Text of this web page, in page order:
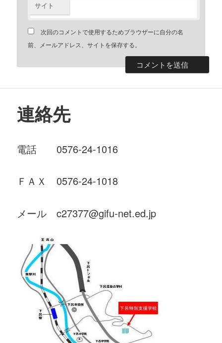
サイト
次回のコメントで使用するためブラウザーに自分の名
前、メールアドレス、サイトを保存する。
連絡先
電話 0576-24-1016
ＦＡＸ 0576-24-1018
メール c27377@gifu-net.ed.jp